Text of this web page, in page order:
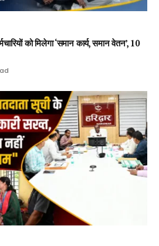
को मिलेगा ‘समान कार्य, समान वेतन’, 10